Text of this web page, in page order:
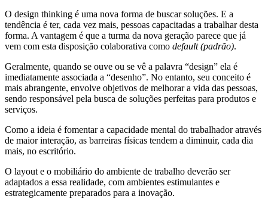
O design thinking é uma nova forma de buscar soluções. E a
tendência é ter, cada vez mais, pessoas capacitadas a trabalhar desta
forma. A vantagem é que a turma da nova geração parece que já
vem com esta disposição colaborativa como default (padrão).
Geralmente, quando se ouve ou se vê a palavra “design” ela é
imediatamente associada a “desenho”. No entanto, seu conceito é
mais abrangente, envolve objetivos de melhorar a vida das pessoas,
sendo responsável pela busca de soluções perfeitas para produtos e
serviços.
Como a ideia é fomentar a capacidade mental do trabalhador através
de maior interação, as barreiras físicas tendem a diminuir, cada dia
mais, no escritório.
O layout e o mobiliário do ambiente de trabalho deverão ser
adaptados a essa realidade, com ambientes estimulantes e
estrategicamente preparados para a inovação.